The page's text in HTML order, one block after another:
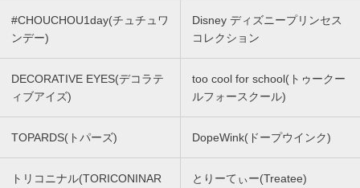
#CHOUCHOU1day(チュチュワ
ンデー)
Disney ディズニープリンセス
コレクション
DECORATIVE EYES(デコラテ
ィブアイズ)
too cool for school(トゥークー
ルフォースクール)
TOPARDS(トパーズ) DopeWink(ドープウインク)
トリコニナル(TORICONINAR
とりーてぃー(Treatee)